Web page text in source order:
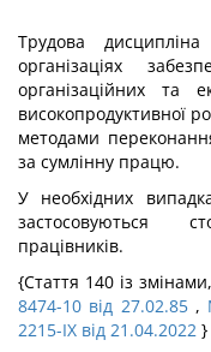
Трудова
організаціях
організаційних та
високопродуктивної
методами
за сумлінну працю.
У необхідних
застосовуються
працівників.
{Стаття 140 із
8474-10 від 27.02.85,
2215-IX від 21.04.2022 }